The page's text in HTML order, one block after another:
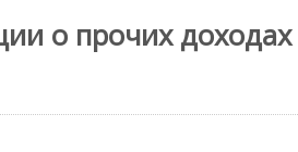
о прочих